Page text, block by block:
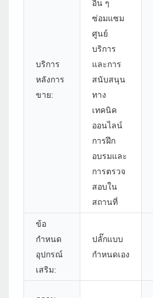
บริการ
หลังการ
ขาย:
อื่น ๆ
ซ่อมแซม
ศูนย์
บริการ
และการ
สนับสนุน
ทาง
เทคนิค
ออนไลน์
การฝึก
อบรมและ
การตรวจ
สอบใน
สถานที่
ข้อ
กำหนด
อุปกรณ์
เสริม:
ปลั๊กแบบ
กำหนดเอง